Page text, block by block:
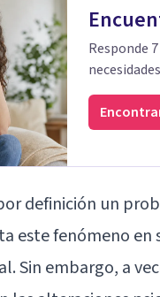
Responde
definición un
este fenómeno en
Sin embargo, a